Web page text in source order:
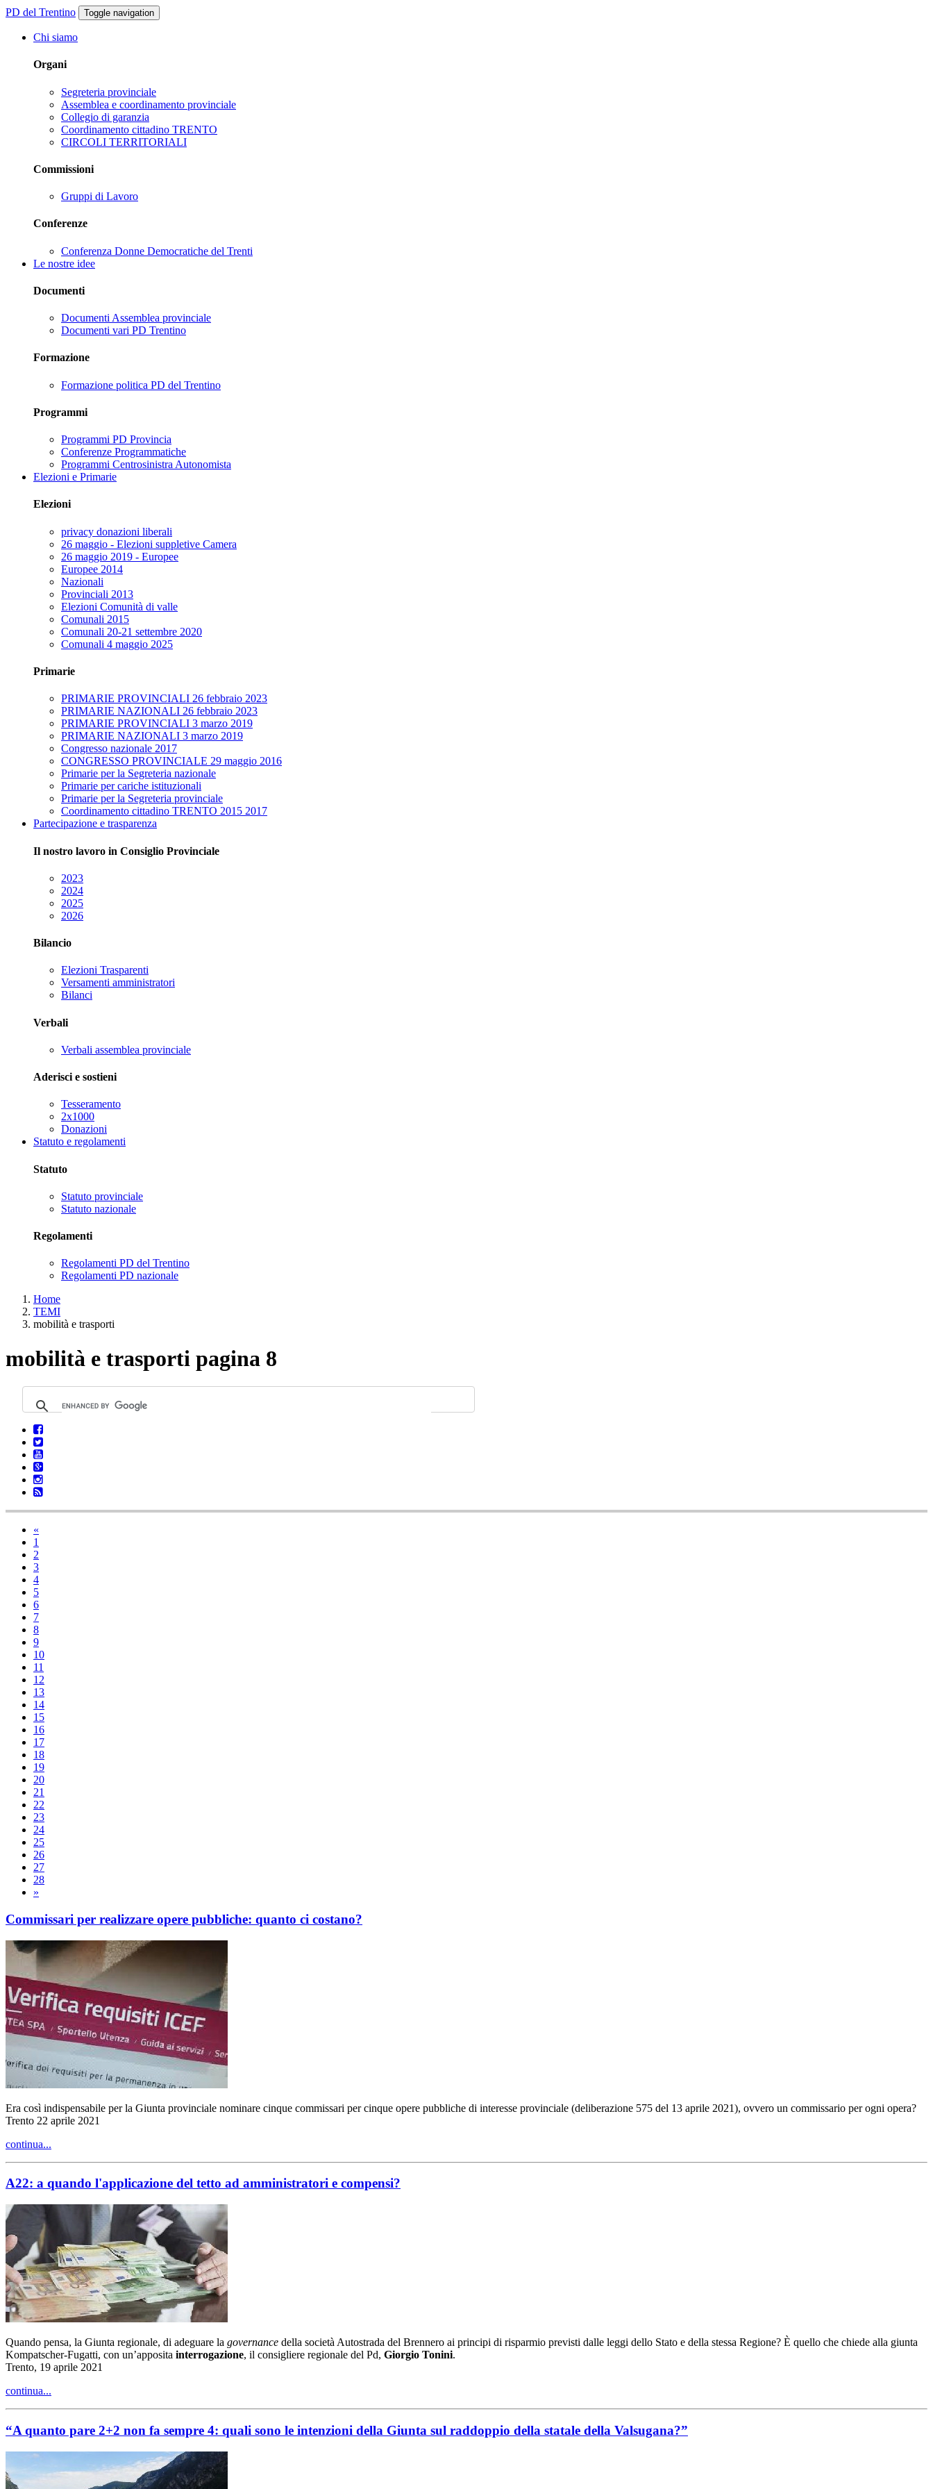
PD del Trentino Toggle navigation
Chi siamo
Organi
Segreteria provinciale
Assemblea e coordinamento provinciale
Collegio di garanzia
Coordinamento cittadino TRENTO
CIRCOLI TERRITORIALI
Commissioni
Gruppi di Lavoro
Conferenze
Conferenza Donne Democratiche del Trenti
Le nostre idee
Documenti
Documenti Assemblea provinciale
Documenti vari PD Trentino
Formazione
Formazione politica PD del Trentino
Programmi
Programmi PD Provincia
Conferenze Programmatiche
Programmi Centrosinistra Autonomista
Elezioni e Primarie
Elezioni
privacy donazioni liberali
26 maggio - Elezioni suppletive Camera
26 maggio 2019 - Europee
Europee 2014
Nazionali
Provinciali 2013
Elezioni Comunità di valle
Comunali 2015
Comunali 20-21 settembre 2020
Comunali 4 maggio 2025
Primarie
PRIMARIE PROVINCIALI 26 febbraio 2023
PRIMARIE NAZIONALI 26 febbraio 2023
PRIMARIE PROVINCIALI 3 marzo 2019
PRIMARIE NAZIONALI 3 marzo 2019
Congresso nazionale 2017
CONGRESSO PROVINCIALE 29 maggio 2016
Primarie per la Segreteria nazionale
Primarie per cariche istituzionali
Primarie per la Segreteria provinciale
Coordinamento cittadino TRENTO 2015 2017
Partecipazione e trasparenza
Il nostro lavoro in Consiglio Provinciale
2023
2024
2025
2026
Bilancio
Elezioni Trasparenti
Versamenti amministratori
Bilanci
Verbali
Verbali assemblea provinciale
Aderisci e sostieni
Tesseramento
2x1000
Donazioni
Statuto e regolamenti
Statuto
Statuto provinciale
Statuto nazionale
Regolamenti
Regolamenti PD del Trentino
Regolamenti PD nazionale
Home
TEMI
mobilità e trasporti
mobilità e trasporti pagina 8
«
1
2
3
4
5
6
7
8
9
10
11
12
13
14
15
16
17
18
19
20
21
22
23
24
25
26
27
28
»
Commissari per realizzare opere pubbliche: quanto ci costano?
Era così indispensabile per la Giunta provinciale nominare cinque commissari per cinque opere pubbliche di interesse provinciale (deliberazione 575 del 13 aprile 2021), ovvero un commissario per ogni opera?
Trento 22 aprile 2021
continua...
A22: a quando l'applicazione del tetto ad amministratori e compensi?
Quando pensa, la Giunta regionale, di adeguare la governance della società Autostrada del Brennero ai principi di risparmio previsti dalle leggi dello Stato e della stessa Regione? È quello che chiede alla giunta
Kompatscher-Fugatti, con un’apposita interrogazione, il consigliere regionale del Pd, Giorgio Tonini.
Trento, 19 aprile 2021
continua...
“A quanto pare 2+2 non fa sempre 4: quali sono le intenzioni della Giunta sul raddoppio della statale della Valsugana?”